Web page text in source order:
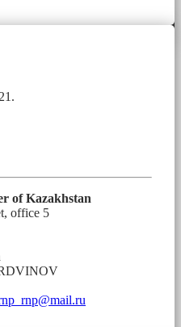
of Kazakhstan
office 5